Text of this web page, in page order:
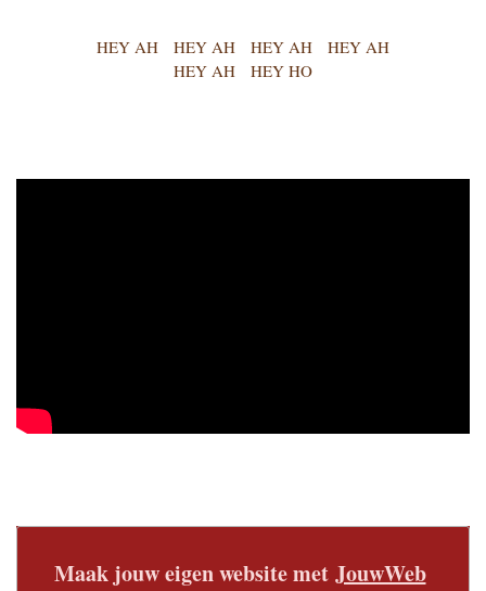
HEY AH HEY AH HEY AH HEY AH
HEY AH HEY HO
Maak jouw eigen website met JouwWeb